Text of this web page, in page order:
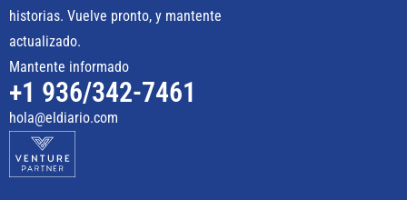
historias. Vuelve pronto, y mantente
actualizado.
Mantente informado
+1 936/342-7461
hola@eldiario.com